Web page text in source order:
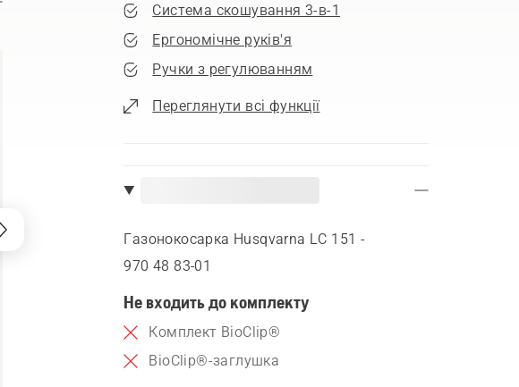
Система скошування 3-в-1
Ергономічне руків'я
Ручки з регулюванням
Переглянути всі функції
Газонокосарка Husqvarna LC 151 -
970 48 83‑01
Не входить до комплекту
Комплект BioClip®
BioClip®-заглушка